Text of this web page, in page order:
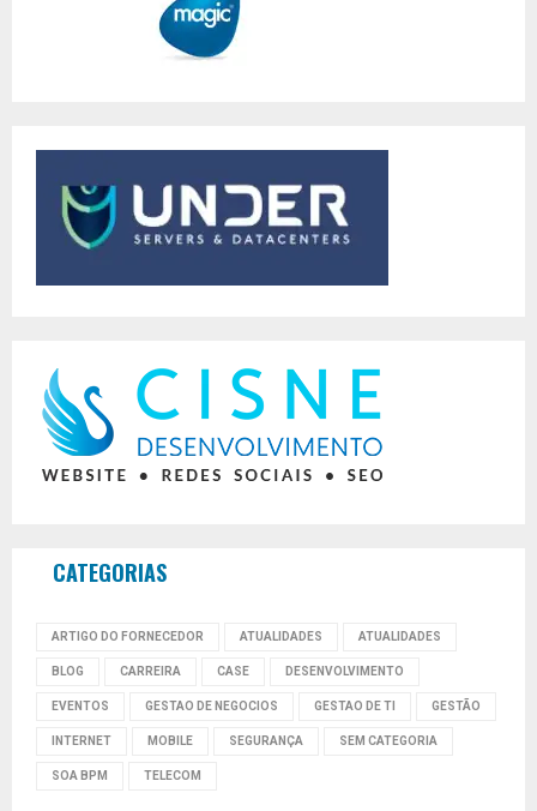
CATEGORIAS
ARTIGO DO FORNECEDOR ATUALIDADES ATUALIDADES
BLOG CARREIRA CASE DESENVOLVIMENTO
EVENTOS GESTAO DE NEGOCIOS GESTAO DE TI GESTÃO
INTERNET MOBILE SEGURANÇA SEM CATEGORIA
SOA BPM TELECOM